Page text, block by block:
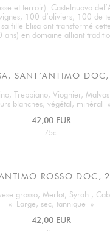
et terroir). Castelnuovo
100 d’oliviers, 100 de
fille Elisa ont transformé
ans) en domaine alliant
SANT’ANTIMO
Trebbiano, Viognier,
blanches, végétal, minéral »
42,00 EUR
75cl
ROSSO DOC,
grosso, Merlot, Syrah ,
« Large, sec, tannique »
42,00 EUR